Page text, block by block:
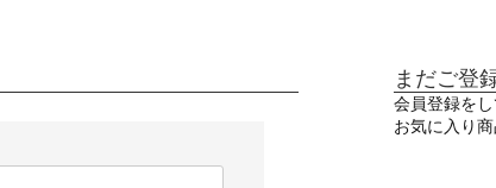
まだご登
会員登録を
お気に入り